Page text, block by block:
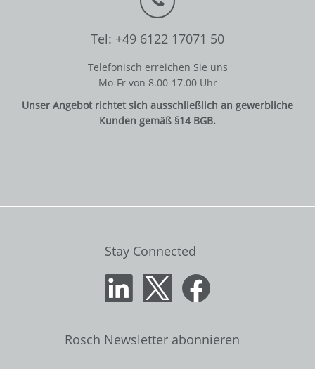
Tel: +49 6122 17071 50
Telefonisch erreichen Sie uns
Mo-Fr von 8.00-17.00 Uhr
Unser Angebot richtet sich ausschließlich an gewerbliche
Kunden gemäß §14 BGB.
Stay Connected
Rosch Newsletter abonnieren